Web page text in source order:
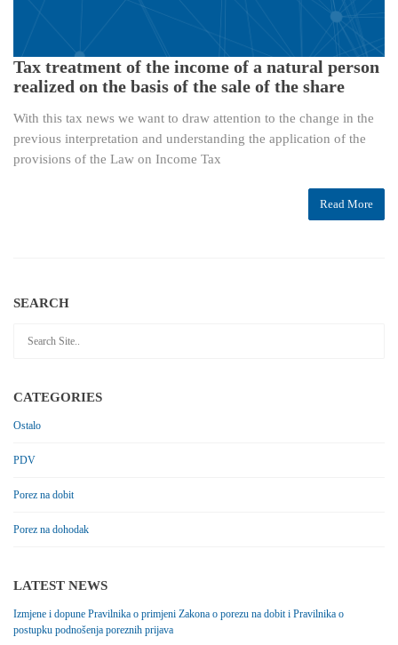
Tax treatment of the income of a natural person
realized on the basis of the sale of the share
With this tax news we want to draw attention to the change in the
previous interpretation and understanding the application of the
provisions of the Law on Income Tax
Read More
SEARCH
CATEGORIES
Ostalo
PDV
Porez na dobit
Porez na dohodak
LATEST NEWS
Izmjene i dopune Pravilnika o primjeni Zakona o porezu na dobit i Pravilnika o
postupku podnošenja poreznih prijava